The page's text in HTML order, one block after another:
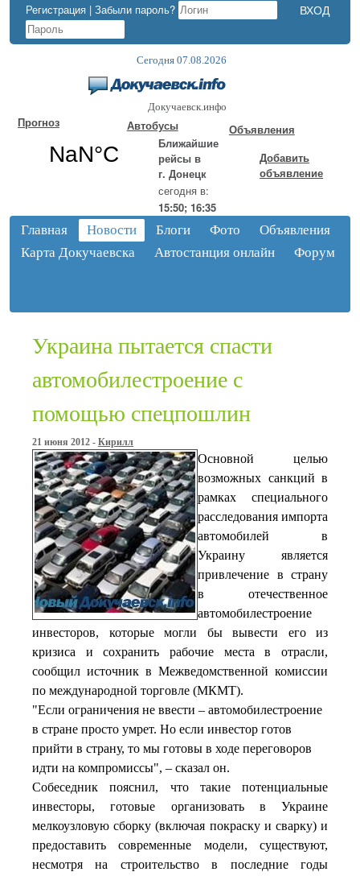
Регистрация | Забыли пароль?
Сегодня 07.08.2026
Докучаевск.инфо
Прогноз
Автобусы
Ближайшие
рейсы в
г. Донецк
сегодня в:
15:50; 16:35
Объявления
Добавить
объявление
Главная Новости Блоги Фото
Объявления
Карта Докучаевска
Автостанция онлайн Форум
Украина пытается спасти
автомобилестроение с
помощью спецпошлин
21 июня 2012 - Кирилл
Основной целью
возможных санкций в
рамках специального
расследования импорта
автомобилей в
Украину является
привлечение в страну
в отечественное
автомобилестроение
инвесторов, которые могли бы вывести его из
кризиса и сохранить рабочие места в отрасли,
сообщил источник в Межведомственной комиссии
по международной торговле (МКМТ).
"Если ограничения не ввести – автомобилестроение
в стране просто умрет. Но если инвестор готов
прийти в страну, то мы готовы в ходе переговоров
идти на компромиссы", – сказал он.
Собеседник пояснил, что такие потенциальные
инвесторы, готовые организовать в Украине
мелкоузловую сборку (включая покраску и сварку) и
предоставить современные модели, существуют,
несмотря на строительство в последние годы